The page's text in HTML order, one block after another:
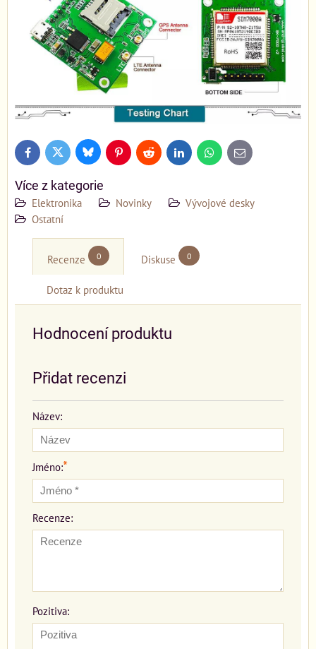
FacebookTwitter BlueskyPinterestReddit LinkedInWhatsApp
E-
mail
Více z kategorie
Elektronika Novinky
Vývojové desky
Ostatní
Recenze 0 Diskuse 0
Dotaz k produktu
Hodnocení produktu
Přidat recenzi
Název:
Jméno:*
Recenze:
Pozitiva: